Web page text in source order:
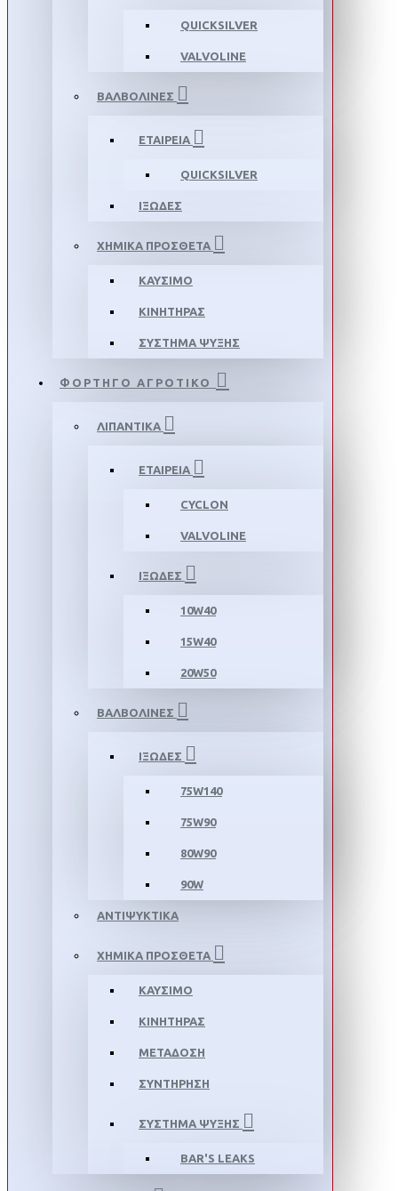
QUICKSILVER
VALVOLINE
ΒΑΛΒΟΛΙΝΕΣ
ΕΤΑΙΡΕΙΑ
QUICKSILVER
ΙΞΩΔΕΣ
ΧΗΜΙΚΑ ΠΡΟΣΘΕΤΑ
ΚΑΥΣΙΜΟ
ΚΙΝΗΤΗΡΑΣ
ΣΥΣΤΗΜΑ ΨΥΞΗΣ
ΦΟΡΤΗΓΟ ΑΓΡΟΤΙΚΟ
ΛΙΠΑΝΤΙΚΑ
ΕΤΑΙΡΕΙΑ
CYCLON
VALVOLINE
ΙΞΩΔΕΣ
10W40
15W40
20W50
ΒΑΛΒΟΛΙΝΕΣ
ΙΞΩΔΕΣ
75W140
75W90
80W90
90W
ΑΝΤΙΨΥΚΤΙΚΑ
ΧΗΜΙΚΑ ΠΡΟΣΘΕΤΑ
ΚΑΥΣΙΜΟ
ΚΙΝΗΤΗΡΑΣ
ΜΕΤΑΔΟΣΗ
ΣΥΝΤΗΡΗΣΗ
ΣΥΣΤΗΜΑ ΨΥΞΗΣ
BAR'S LEAKS